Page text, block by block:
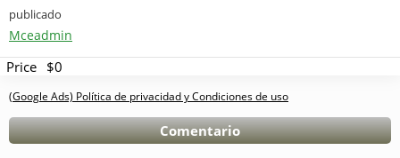
publicado
Mceadmin
Price $0
(Google Ads) Política de privacidad y Condiciones de uso
Comentario